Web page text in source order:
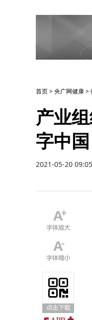
首页>央广网健康>
产业
字中国
2021-05-20